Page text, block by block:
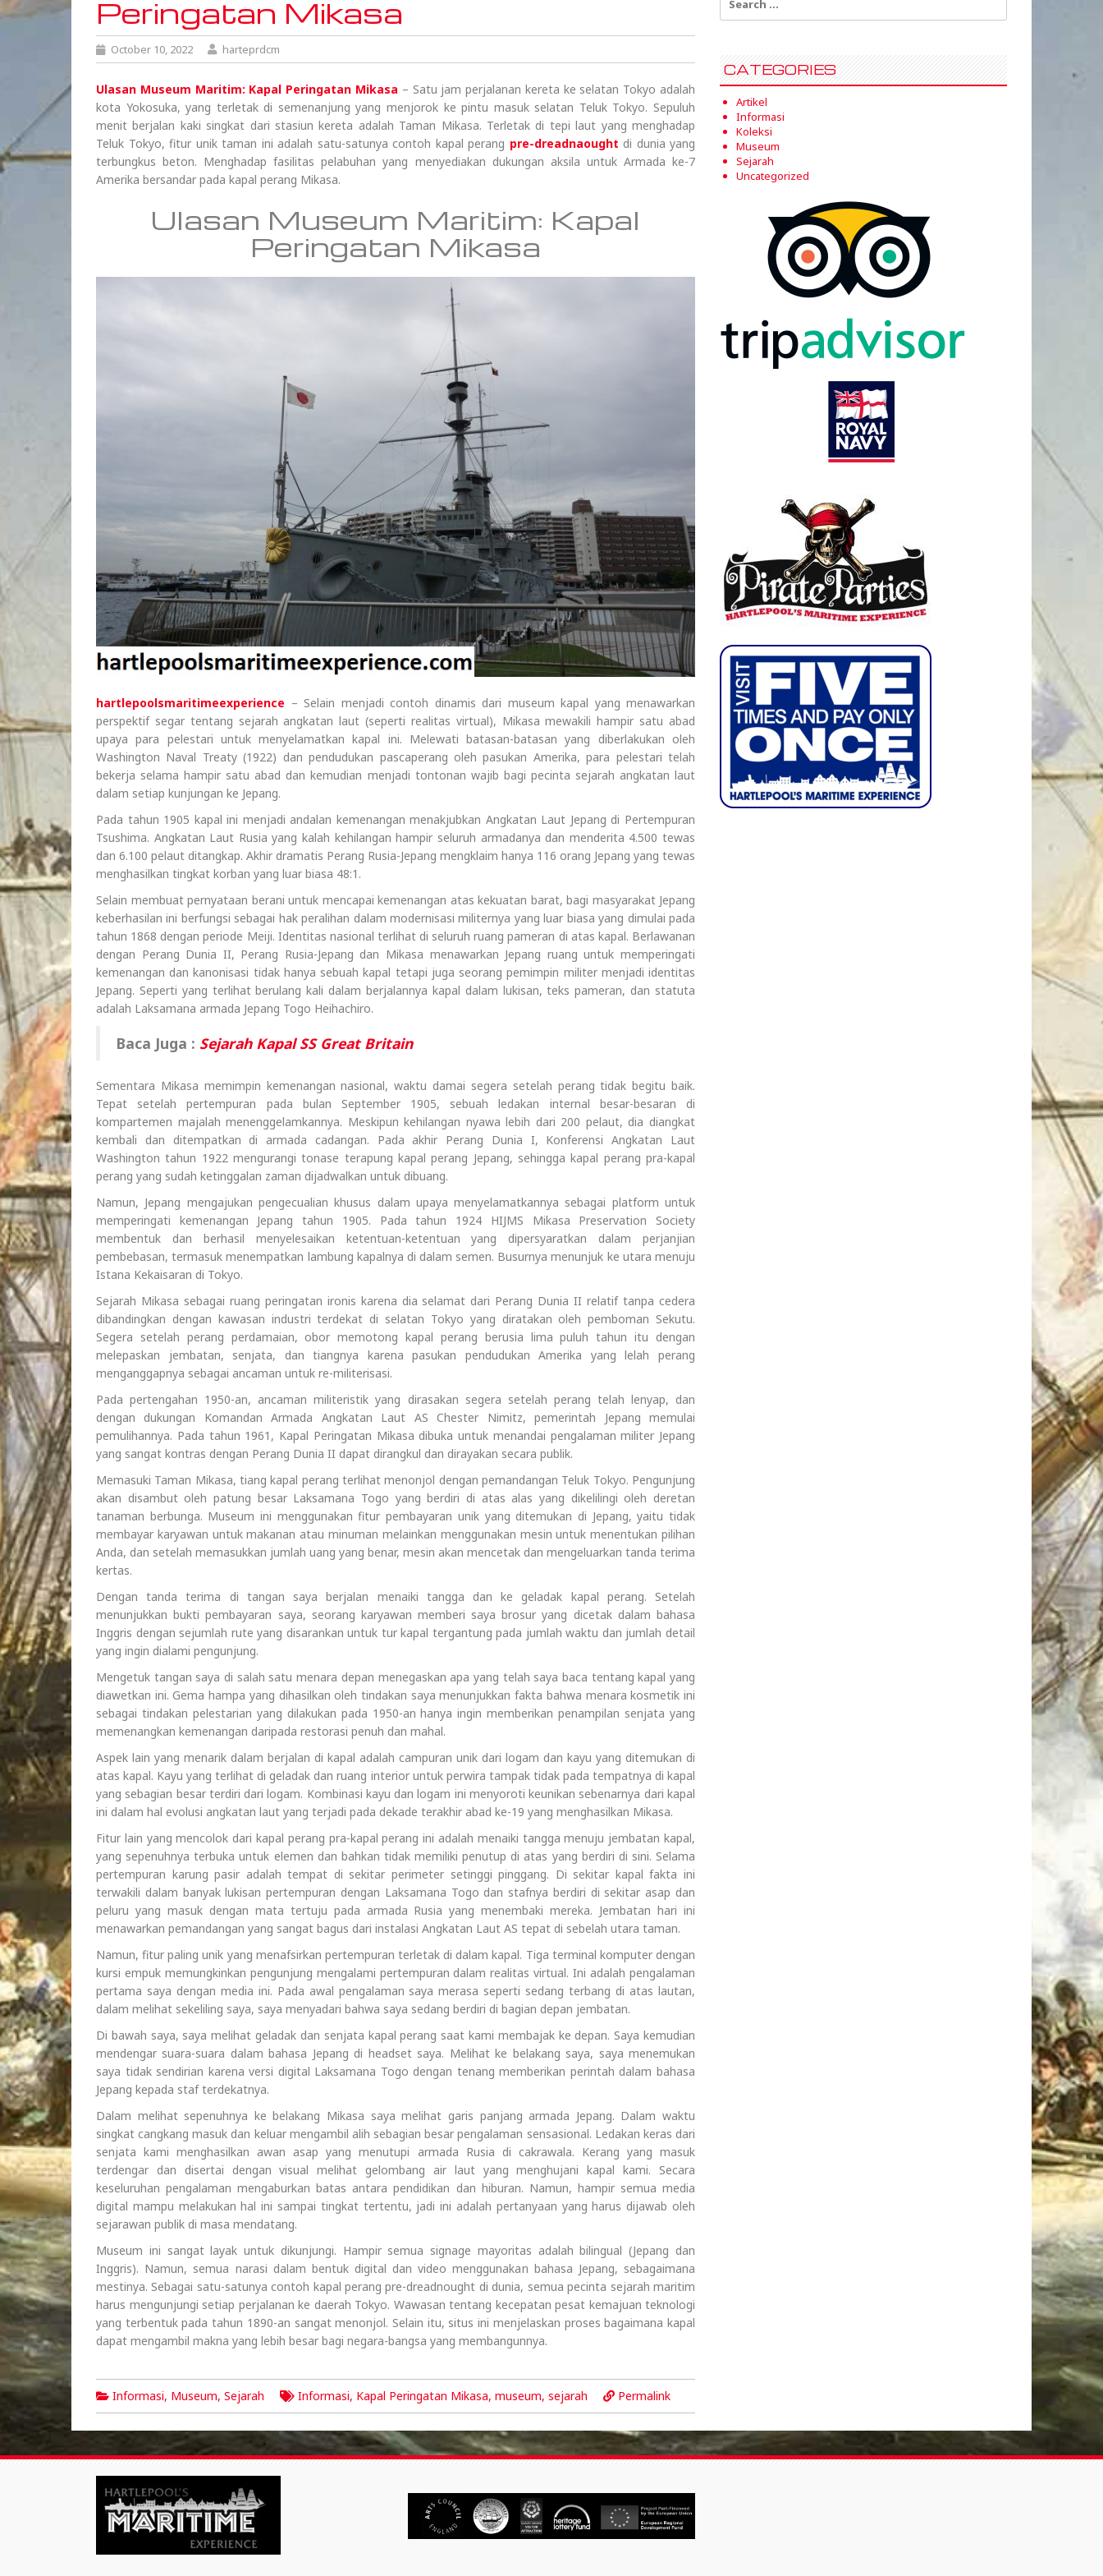
Peringatan Mikasa
October 10, 2022 harteprdcm
Ulasan Museum Maritim: Kapal Peringatan Mikasa – Satu jam perjalanan kereta ke selatan Tokyo adalah
kota Yokosuka, yang terletak di semenanjung yang menjorok ke pintu masuk selatan Teluk Tokyo. Sepuluh
menit berjalan kaki singkat dari stasiun kereta adalah Taman Mikasa. Terletak di tepi laut yang menghadap
Teluk Tokyo, fitur unik taman ini adalah satu-satunya contoh kapal perang pre-dreadnaought di dunia yang
terbungkus beton. Menghadap fasilitas pelabuhan yang menyediakan dukungan aksila untuk Armada ke-7
Amerika bersandar pada kapal perang Mikasa.
Ulasan Museum Maritim: Kapal
Peringatan Mikasa
hartlepoolsmaritimeexperience – Selain menjadi contoh dinamis dari museum kapal yang menawarkan
perspektif segar tentang sejarah angkatan laut (seperti realitas virtual), Mikasa mewakili hampir satu abad
upaya para pelestari untuk menyelamatkan kapal ini. Melewati batasan-batasan yang diberlakukan oleh
Washington Naval Treaty (1922) dan pendudukan pascaperang oleh pasukan Amerika, para pelestari telah
bekerja selama hampir satu abad dan kemudian menjadi tontonan wajib bagi pecinta sejarah angkatan laut
dalam setiap kunjungan ke Jepang.
Pada tahun 1905 kapal ini menjadi andalan kemenangan menakjubkan Angkatan Laut Jepang di Pertempuran
Tsushima. Angkatan Laut Rusia yang kalah kehilangan hampir seluruh armadanya dan menderita 4.500 tewas
dan 6.100 pelaut ditangkap. Akhir dramatis Perang Rusia-Jepang mengklaim hanya 116 orang Jepang yang tewas
menghasilkan tingkat korban yang luar biasa 48:1.
Selain membuat pernyataan berani untuk mencapai kemenangan atas kekuatan barat, bagi masyarakat Jepang
keberhasilan ini berfungsi sebagai hak peralihan dalam modernisasi militernya yang luar biasa yang dimulai pada
tahun 1868 dengan periode Meiji. Identitas nasional terlihat di seluruh ruang pameran di atas kapal. Berlawanan
dengan Perang Dunia II, Perang Rusia-Jepang dan Mikasa menawarkan Jepang ruang untuk memperingati
kemenangan dan kanonisasi tidak hanya sebuah kapal tetapi juga seorang pemimpin militer menjadi identitas
Jepang. Seperti yang terlihat berulang kali dalam berjalannya kapal dalam lukisan, teks pameran, dan statuta
adalah Laksamana armada Jepang Togo Heihachiro.
Baca Juga : Sejarah Kapal SS Great Britain
Sementara Mikasa memimpin kemenangan nasional, waktu damai segera setelah perang tidak begitu baik.
Tepat setelah pertempuran pada bulan September 1905, sebuah ledakan internal besar-besaran di
kompartemen majalah menenggelamkannya. Meskipun kehilangan nyawa lebih dari 200 pelaut, dia diangkat
kembali dan ditempatkan di armada cadangan. Pada akhir Perang Dunia I, Konferensi Angkatan Laut
Washington tahun 1922 mengurangi tonase terapung kapal perang Jepang, sehingga kapal perang pra-kapal
perang yang sudah ketinggalan zaman dijadwalkan untuk dibuang.
Namun, Jepang mengajukan pengecualian khusus dalam upaya menyelamatkannya sebagai platform untuk
memperingati kemenangan Jepang tahun 1905. Pada tahun 1924 HIJMS Mikasa Preservation Society
membentuk dan berhasil menyelesaikan ketentuan-ketentuan yang dipersyaratkan dalam perjanjian
pembebasan, termasuk menempatkan lambung kapalnya di dalam semen. Busurnya menunjuk ke utara menuju
Istana Kekaisaran di Tokyo.
Sejarah Mikasa sebagai ruang peringatan ironis karena dia selamat dari Perang Dunia II relatif tanpa cedera
dibandingkan dengan kawasan industri terdekat di selatan Tokyo yang diratakan oleh pemboman Sekutu.
Segera setelah perang perdamaian, obor memotong kapal perang berusia lima puluh tahun itu dengan
melepaskan jembatan, senjata, dan tiangnya karena pasukan pendudukan Amerika yang lelah perang
menganggapnya sebagai ancaman untuk re-militerisasi.
Pada pertengahan 1950-an, ancaman militeristik yang dirasakan segera setelah perang telah lenyap, dan
dengan dukungan Komandan Armada Angkatan Laut AS Chester Nimitz, pemerintah Jepang memulai
pemulihannya. Pada tahun 1961, Kapal Peringatan Mikasa dibuka untuk menandai pengalaman militer Jepang
yang sangat kontras dengan Perang Dunia II dapat dirangkul dan dirayakan secara publik.
Memasuki Taman Mikasa, tiang kapal perang terlihat menonjol dengan pemandangan Teluk Tokyo. Pengunjung
akan disambut oleh patung besar Laksamana Togo yang berdiri di atas alas yang dikelilingi oleh deretan
tanaman berbunga. Museum ini menggunakan fitur pembayaran unik yang ditemukan di Jepang, yaitu tidak
membayar karyawan untuk makanan atau minuman melainkan menggunakan mesin untuk menentukan pilihan
Anda, dan setelah memasukkan jumlah uang yang benar, mesin akan mencetak dan mengeluarkan tanda terima
kertas.
Dengan tanda terima di tangan saya berjalan menaiki tangga dan ke geladak kapal perang. Setelah
menunjukkan bukti pembayaran saya, seorang karyawan memberi saya brosur yang dicetak dalam bahasa
Inggris dengan sejumlah rute yang disarankan untuk tur kapal tergantung pada jumlah waktu dan jumlah detail
yang ingin dialami pengunjung.
Mengetuk tangan saya di salah satu menara depan menegaskan apa yang telah saya baca tentang kapal yang
diawetkan ini. Gema hampa yang dihasilkan oleh tindakan saya menunjukkan fakta bahwa menara kosmetik ini
sebagai tindakan pelestarian yang dilakukan pada 1950-an hanya ingin memberikan penampilan senjata yang
memenangkan kemenangan daripada restorasi penuh dan mahal.
Aspek lain yang menarik dalam berjalan di kapal adalah campuran unik dari logam dan kayu yang ditemukan di
atas kapal. Kayu yang terlihat di geladak dan ruang interior untuk perwira tampak tidak pada tempatnya di kapal
yang sebagian besar terdiri dari logam. Kombinasi kayu dan logam ini menyoroti keunikan sebenarnya dari kapal
ini dalam hal evolusi angkatan laut yang terjadi pada dekade terakhir abad ke-19 yang menghasilkan Mikasa.
Fitur lain yang mencolok dari kapal perang pra-kapal perang ini adalah menaiki tangga menuju jembatan kapal,
yang sepenuhnya terbuka untuk elemen dan bahkan tidak memiliki penutup di atas yang berdiri di sini. Selama
pertempuran karung pasir adalah tempat di sekitar perimeter setinggi pinggang. Di sekitar kapal fakta ini
terwakili dalam banyak lukisan pertempuran dengan Laksamana Togo dan stafnya berdiri di sekitar asap dan
peluru yang masuk dengan mata tertuju pada armada Rusia yang menembaki mereka. Jembatan hari ini
menawarkan pemandangan yang sangat bagus dari instalasi Angkatan Laut AS tepat di sebelah utara taman.
Namun, fitur paling unik yang menafsirkan pertempuran terletak di dalam kapal. Tiga terminal komputer dengan
kursi empuk memungkinkan pengunjung mengalami pertempuran dalam realitas virtual. Ini adalah pengalaman
pertama saya dengan media ini. Pada awal pengalaman saya merasa seperti sedang terbang di atas lautan,
dalam melihat sekeliling saya, saya menyadari bahwa saya sedang berdiri di bagian depan jembatan.
Di bawah saya, saya melihat geladak dan senjata kapal perang saat kami membajak ke depan. Saya kemudian
mendengar suara-suara dalam bahasa Jepang di headset saya. Melihat ke belakang saya, saya menemukan
saya tidak sendirian karena versi digital Laksamana Togo dengan tenang memberikan perintah dalam bahasa
Jepang kepada staf terdekatnya.
Dalam melihat sepenuhnya ke belakang Mikasa saya melihat garis panjang armada Jepang. Dalam waktu
singkat cangkang masuk dan keluar mengambil alih sebagian besar pengalaman sensasional. Ledakan keras dari
senjata kami menghasilkan awan asap yang menutupi armada Rusia di cakrawala. Kerang yang masuk
terdengar dan disertai dengan visual melihat gelombang air laut yang menghujani kapal kami. Secara
keseluruhan pengalaman mengaburkan batas antara pendidikan dan hiburan. Namun, hampir semua media
digital mampu melakukan hal ini sampai tingkat tertentu, jadi ini adalah pertanyaan yang harus dijawab oleh
sejarawan publik di masa mendatang.
Museum ini sangat layak untuk dikunjungi. Hampir semua signage mayoritas adalah bilingual (Jepang dan
Inggris). Namun, semua narasi dalam bentuk digital dan video menggunakan bahasa Jepang, sebagaimana
mestinya. Sebagai satu-satunya contoh kapal perang pre-dreadnought di dunia, semua pecinta sejarah maritim
harus mengunjungi setiap perjalanan ke daerah Tokyo. Wawasan tentang kecepatan pesat kemajuan teknologi
yang terbentuk pada tahun 1890-an sangat menonjol. Selain itu, situs ini menjelaskan proses bagaimana kapal
dapat mengambil makna yang lebih besar bagi negara-bangsa yang membangunnya.
Informasi, Museum, Sejarah Informasi, Kapal Peringatan Mikasa, museum, sejarah Permalink
for:
CATEGORIES
Artikel
Informasi
Koleksi
Museum
Sejarah
Uncategorized